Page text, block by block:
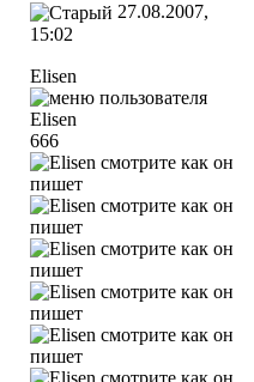
27.08.2007,
15:02
Elisen
666